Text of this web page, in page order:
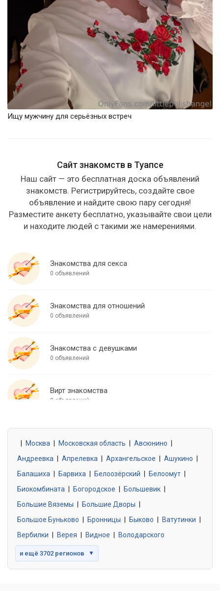
Ищу мужчину для серьёзных встреч
Сайт знакомств в Туапсе
Наш сайт — это бесплатная доска объявлений
знакомств. Регистрируйтесь, создайте свое
объявление и найдите свою пару сегодня!
Разместите анкету бесплатно, указывайте свои цели
и находите людей с такими же намерениями.
Знакомства для секса
0 объявлений
Знакомства для отношений
0 объявлений
Знакомства с девушками
0 объявлений
Вирт знакомства
0 объявлений
0 объявлений
Знакомства без обязательств
0 объявлений
Москва Московская область Авсюнино
Андреевка
Апрелевка Архангельское Ашукино
Балашиха
Барвиха Белоозёрский Белоомут
Биокомбината
Богородское Большевик
Большие Вяземы
Большие Дворы
Большое Буньково
Бронницы Быково Ватутинки
Вербилки
Верея Видное Володарского
и ещё 3702 регионов ▼